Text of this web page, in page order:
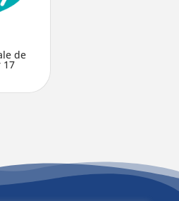
de
17